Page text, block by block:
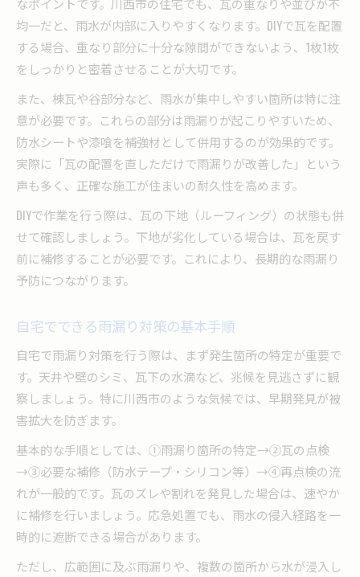
均一だと、雨水が内部に入りやすくなります。DIYで瓦を配置
する場合、重なり部分に十分な隙間ができないよう、1枚1枚
をしっかりと密着させることが大切です。
また、棟瓦や谷部分など、雨水が集中しやすい箇所は特に注
意が必要です。これらの部分は雨漏りが起こりやすいため、
防水シートや漆喰を補強材として併用するのが効果的です。
実際に「瓦の配置を直しただけで雨漏りが改善した」という
声も多く、正確な施工が住まいの耐久性を高めます。
DIYで作業を行う際は、瓦の下地（ルーフィング）の状態も併
せて確認しましょう。下地が劣化している場合は、瓦を戻す
前に補修することが必要です。これにより、長期的な雨漏り
予防につながります。
自宅でできる雨漏り対策の基本手順
自宅で雨漏り対策を行う際は、まず発生箇所の特定が重要で
す。天井や壁のシミ、瓦下の水滴など、兆候を見逃さずに観
察しましょう。特に川西市のような気候では、早期発見が被
害拡大を防ぎます。
基本的な手順としては、①雨漏り箇所の特定→②瓦の点検
→③必要な補修（防水テープ・シリコン等）→④再点検の流
れが一般的です。瓦のズレや割れを発見した場合は、速やか
に補修を行いましょう。応急処置でも、雨水の侵入経路を一
時的に遮断できる場合があります。
ただし、広範囲に及ぶ雨漏りや、複数の箇所から水が浸入し